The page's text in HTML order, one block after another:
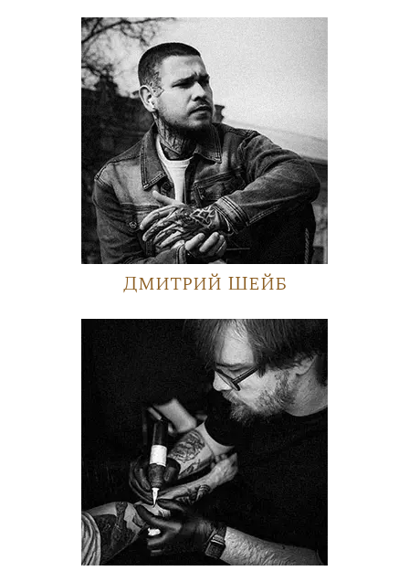
Дмитрий Шейб